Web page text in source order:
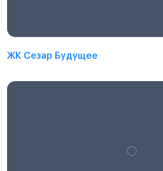
ЖК Сезар Будущее